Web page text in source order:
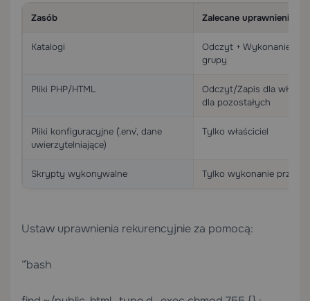
Zasób Zalecane uprawnienia
Katalogi
Odczyt + Wykonanie dla
grupy
Pliki PHP/HTML
Odczyt/Zapis dla
dla pozostałych
Pliki konfiguracyjne (`.env`, dane
uwierzytelniające)
Tylko właściciel
Skrypty wykonywalne Tylko wykonanie przez
Ustaw uprawnienia rekurencyjnie za pomocą:
“`bash